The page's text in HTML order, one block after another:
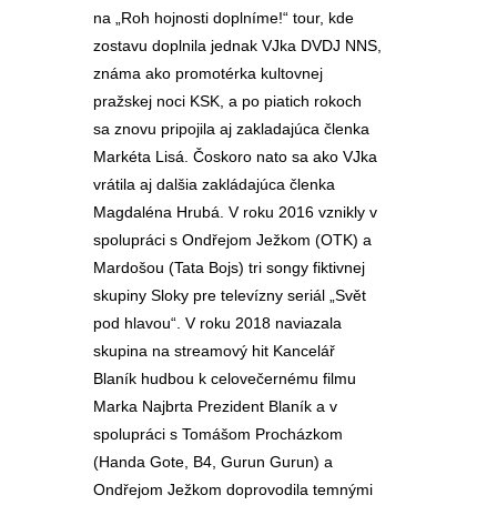
na „Roh hojnosti doplníme!“ tour, kde
zostavu doplnila jednak VJka DVDJ NNS,
známa ako promotérka kultovnej
pražskej noci KSK, a po piatich rokoch
sa znovu pripojila aj zakladajúca členka
Markéta Lisá. Čoskoro nato sa ako VJka
vrátila aj dalšia zakládajúca členka
Magdaléna Hrubá. V roku 2016 vznikly v
spolupráci s Ondřejom Ježkom (OTK) a
Mardošou (Tata Bojs) tri songy fiktivnej
skupiny Sloky pre televízny seriál „Svět
pod hlavou“. V roku 2018 naviazala
skupina na streamový hit Kancelář
Blaník hudbou k celovečernému filmu
Marka Najbrta Prezident Blaník a v
spolupráci s Tomášom Procházkom
(Handa Gote, B4, Gurun Gurun) a
Ondřejom Ježkom doprovodila temnými